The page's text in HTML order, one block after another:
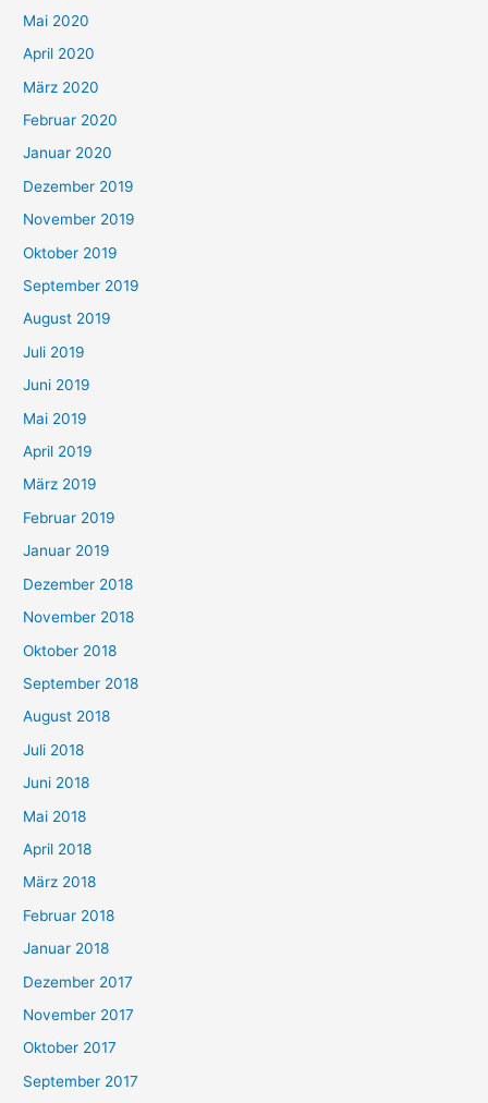
Mai 2020
April 2020
März 2020
Februar 2020
Januar 2020
Dezember 2019
November 2019
Oktober 2019
September 2019
August 2019
Juli 2019
Juni 2019
Mai 2019
April 2019
März 2019
Februar 2019
Januar 2019
Dezember 2018
November 2018
Oktober 2018
September 2018
August 2018
Juli 2018
Juni 2018
Mai 2018
April 2018
März 2018
Februar 2018
Januar 2018
Dezember 2017
November 2017
Oktober 2017
September 2017